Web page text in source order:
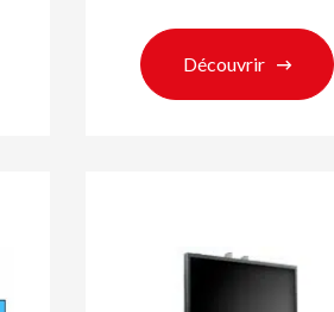
Découvrir